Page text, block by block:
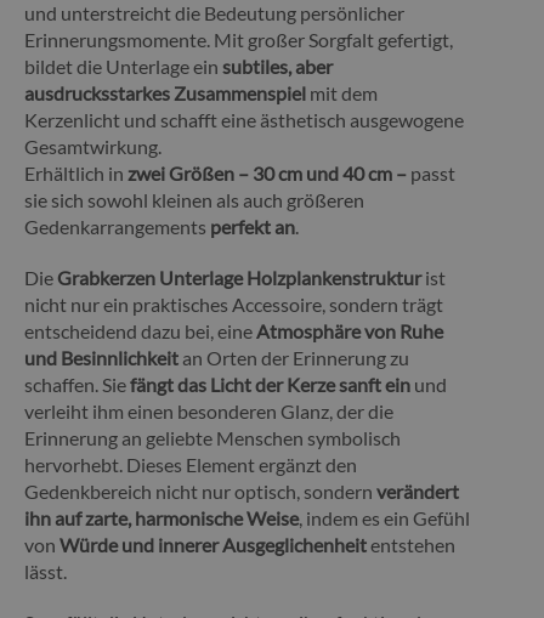
und unterstreicht die Bedeutung persönlicher
Erinnerungsmomente. Mit großer Sorgfalt gefertigt,
bildet die Unterlage ein subtiles, aber
ausdrucksstarkes Zusammenspiel mit dem
Kerzenlicht und schafft eine ästhetisch ausgewogene
Gesamtwirkung.
Erhältlich in zwei Größen – 30 cm und 40 cm – passt
sie sich sowohl kleinen als auch größeren
Gedenkarrangements perfekt an.
Die Grabkerzen Unterlage Holzplankenstrukturist
nicht nur ein praktisches Accessoire, sondern trägt
entscheidend dazu bei, eineAtmosphäre von Ruhe
und Besinnlichkeit an Orten der Erinnerung zu
schaffen. Siefängt das Licht der Kerze sanft ein und
verleiht ihm einen besonderen Glanz, der die
Erinnerung an geliebte Menschen symbolisch
hervorhebt. Dieses Element ergänzt den
Gedenkbereich nicht nur optisch, sondern verändert
ihn auf zarte, harmonische Weise, indem es ein Gefühl
von Würde und innerer Ausgeglichenheitentstehen
lässt.